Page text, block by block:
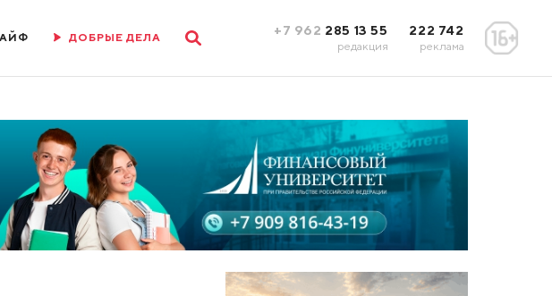
ДОБРЫЕ ДЕЛА +7 962 285 13 55
редакция
222 742
реклама